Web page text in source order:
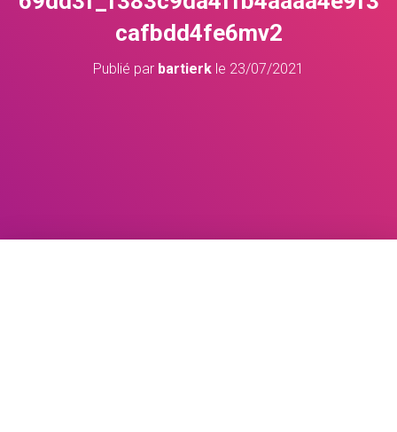
cafbdd4fe6mv2
Publié par bartierk le 23/07/2021